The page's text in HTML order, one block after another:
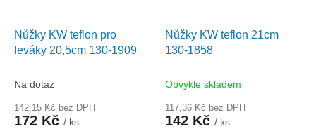
Nůžky KW teflon pro
leváky 20,5cm 130-1909
Na dotaz
142,15 Kč bez DPH
172 Kč / ks
Nůžky KW teflon 21cm
130-1858
Obvykle skladem
117,36 Kč bez DPH
142 Kč / ks